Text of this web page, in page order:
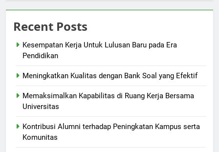
Recent Posts
Kesempatan Kerja Untuk Lulusan Baru pada Era
Pendidikan
Meningkatkan Kualitas dengan Bank Soal yang Efektif
Memaksimalkan Kapabilitas di Ruang Kerja Bersama
Universitas
Kontribusi Alumni terhadap Peningkatan Kampus serta
Komunitas